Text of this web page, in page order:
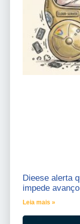
Dieese alerta
impede
Leia mais »